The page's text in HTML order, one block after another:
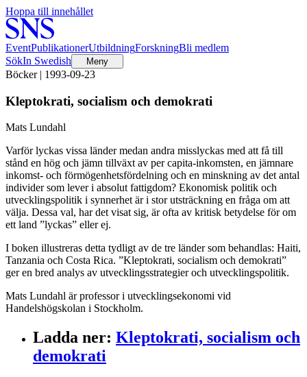
Hoppa till innehållet
EventPublikationerUtbildningForskningBli medlem
SökIn Swedish Meny
Böcker | 1993-09-23
Kleptokrati, socialism och demokrati
Mats Lundahl
Varför lyckas vissa länder medan andra misslyckas med att få till
stånd en hög och jämn tillväxt av per capita-inkomsten, en jämnare
inkomst- och förmögenhetsfördelning och en minskning av det antal
individer som lever i absolut fattigdom? Ekonomisk politik och
utvecklingspolitik i synnerhet är i stor utsträckning en fråga om att
välja. Dessa val, har det visat sig, är ofta av kritisk betydelse för om
ett land ”lyckas” eller ej.
I boken illustreras detta tydligt av de tre länder som behandlas: Haiti,
Tanzania och Costa Rica. ”Kleptokrati, socialism och demokrati”
ger en bred analys av utvecklingsstrategier och utvecklingspolitik.
Mats Lundahl är professor i utvecklingsekonomi vid
Handelshögskolan i Stockholm.
Ladda ner: Kleptokrati, socialism och
demokrati